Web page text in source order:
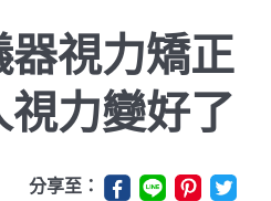
視力矯正
視力變好了
分享至：